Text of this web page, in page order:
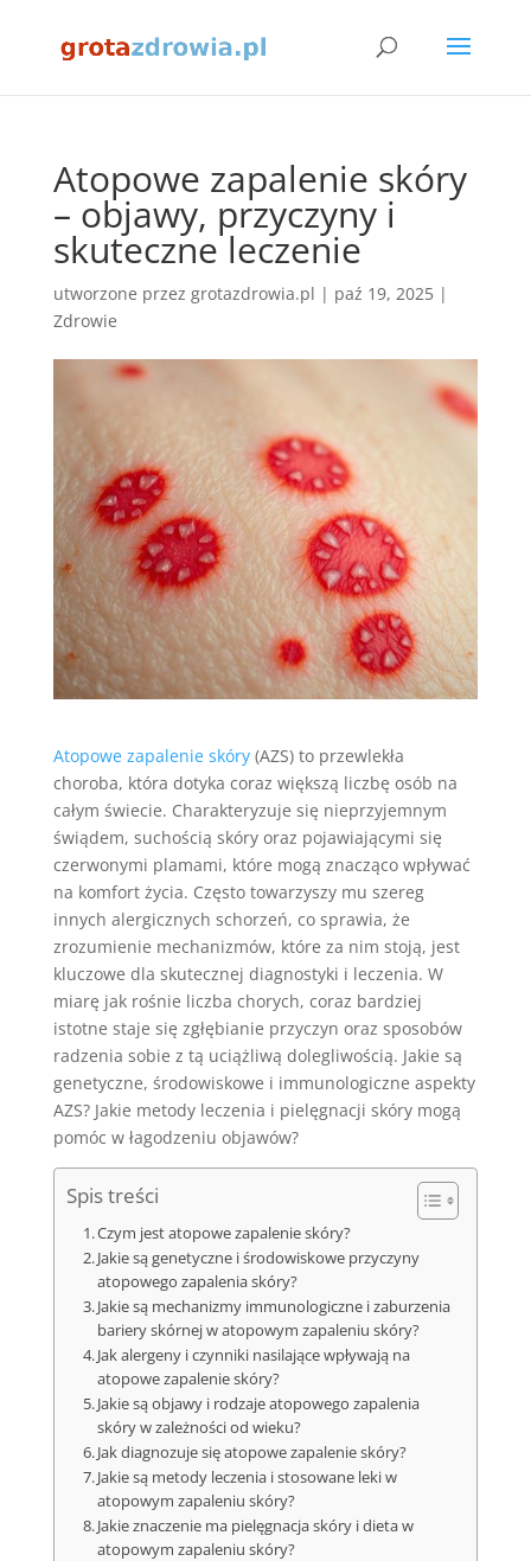
Atopowe zapalenie skóry
– objawy, przyczyny i
skuteczne leczenie
utworzone przez grotazdrowia.pl | paź 19, 2025|
Zdrowie
Atopowe zapalenie skóry(AZS) to przewlekła
choroba, która dotyka coraz większą liczbę osób na
całym świecie. Charakteryzuje się nieprzyjemnym
świądem, suchością skóry oraz pojawiającymi się
czerwonymi plamami, które mogą znacząco wpływać
na komfort życia. Często towarzyszy mu szereg
innych alergicznych schorzeń, co sprawia, że
zrozumienie mechanizmów, które za nim stoją, jest
kluczowe dla skutecznej diagnostyki i leczenia. W
miarę jak rośnie liczba chorych, coraz bardziej
istotne staje się zgłębianie przyczyn oraz sposobów
radzenia sobie z tą uciążliwą dolegliwością. Jakie są
genetyczne, środowiskowe i immunologiczne aspekty
AZS? Jakie metody leczenia i pielęgnacji skóry mogą
pomóc w łagodzeniu objawów?
Spis treści
Czym jest atopowe zapalenie skóry?
Jakie są genetyczne i środowiskowe przyczyny
atopowego zapalenia skóry?
Jakie są mechanizmy immunologiczne i zaburzenia
bariery skórnej w atopowym zapaleniu skóry?
Jak alergeny i czynniki nasilające wpływają na
atopowe zapalenie skóry?
Jakie są objawy i rodzaje atopowego zapalenia
skóry w zależności od wieku?
Jak diagnozuje się atopowe zapalenie skóry?
Jakie są metody leczenia i stosowane leki w
atopowym zapaleniu skóry?
Jakie znaczenie ma pielęgnacja skóry i dieta w
atopowym zapaleniu skóry?